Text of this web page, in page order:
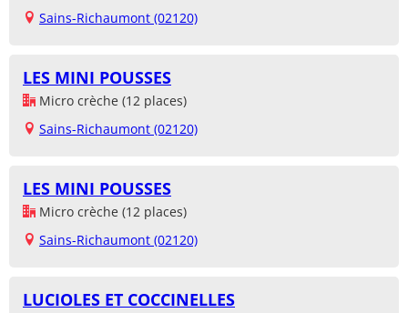
Sains-Richaumont (02120)
LES MINI POUSSES
Micro crèche (12 places)
Sains-Richaumont (02120)
LES MINI POUSSES
Micro crèche (12 places)
Sains-Richaumont (02120)
LUCIOLES ET COCCINELLES